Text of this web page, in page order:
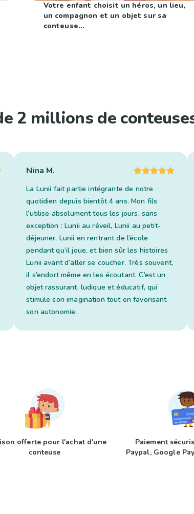
Votre enfant choisit un héros, un lieu,
un compagnon et un objet sur sa
conteuse...
2 millions de
Nina M.
La Lunii fait partie intégrante de notre
quotidien depuis bientôt 4 ans. Mon fils
l’utilise absolument tous les jours, sans
exception : Lunii au réveil, Lunii au petit-
déjeuner, Lunii en rentrant de l’école
pendant qu’il joue, et bien sûr les histoires
Lunii avant d’aller se coucher. Très souvent,
il s’endort même en les écoutant. C’est un
objet rassurant, ludique et éducatif, qui
stimule son imagination tout en favorisant
son autonomie.
offerte pour l'achat d'une
conteuse
Paiement
Paypal, Google